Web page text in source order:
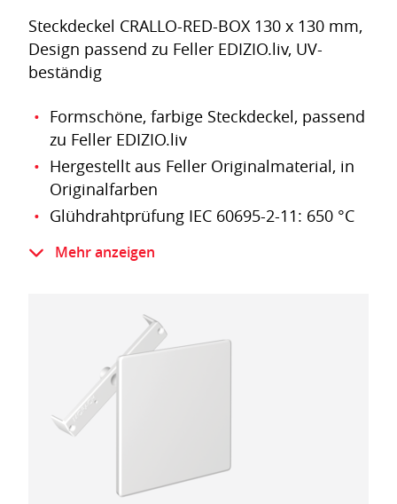
Steckdeckel CRALLO-RED-BOX 130 x 130 mm,
Design passend zu Feller EDIZIO.liv, UV-
beständig
Formschöne, farbige Steckdeckel, passend
zu Feller EDIZIO.liv
Hergestellt aus Feller Originalmaterial, in
Originalfarben
Glühdrahtprüfung IEC 60695-2-11: 650 °C
Halogenfrei nach IEC 60754-1
Mehr anzeigen